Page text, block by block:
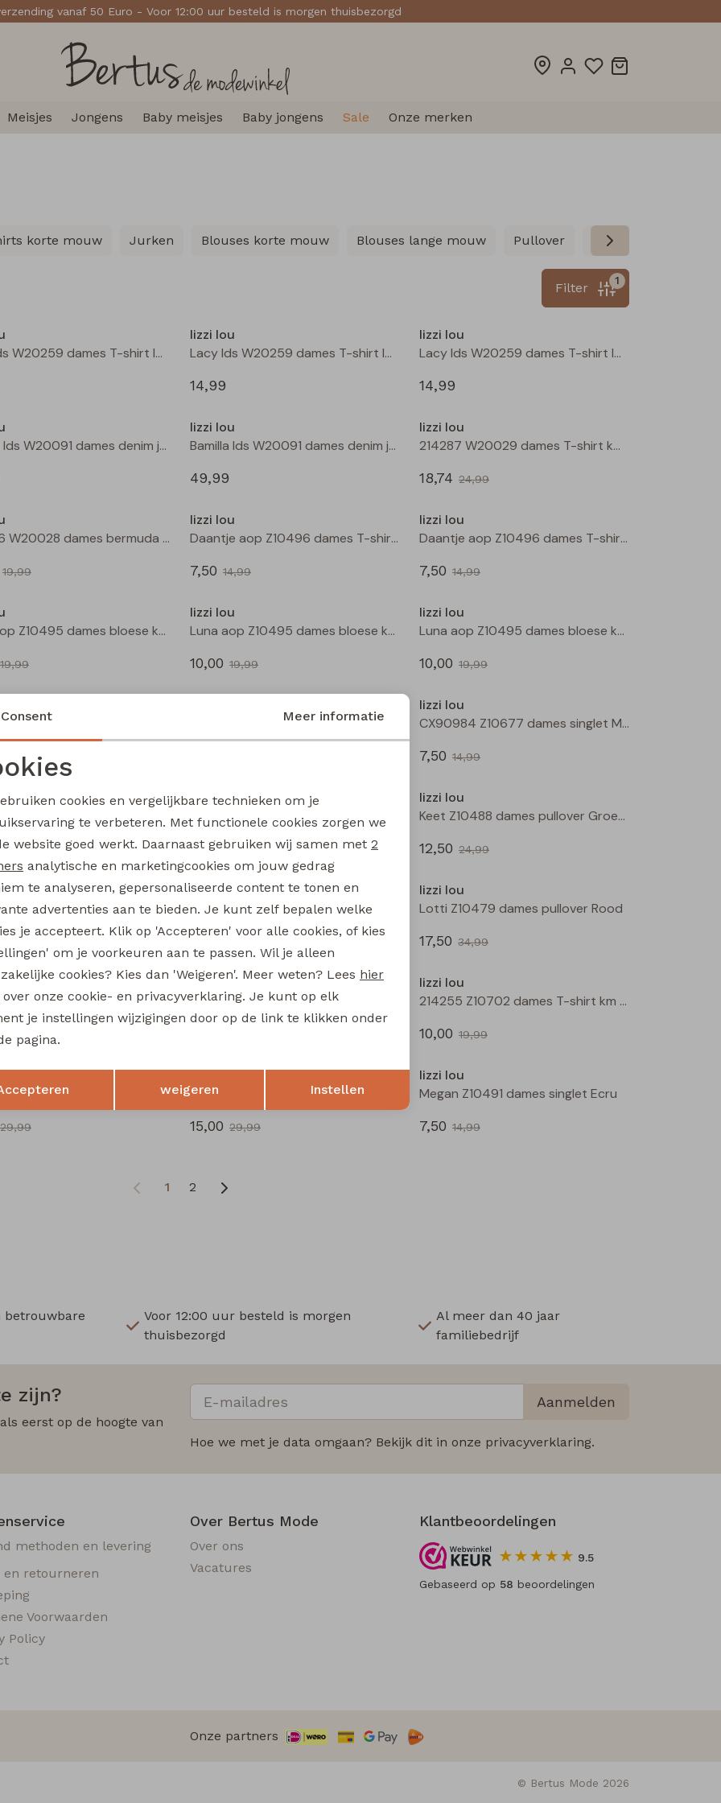
vanaf 50 Euro - Voor 12:00 uur besteld is morgen thuisbezorgd
Meisjes Jongens Baby meisjes Baby jongens Sale Onze merken
korte mouw Jurken Blouses korte mouw Blouses lange mouw Pullover Vesten
1
Filter
Lacy lds W20259 dames T-shirt lm Kit
lizzi lou
Lacy lds W20259 dames T-shirt lm Bruin donker
14,99
lizzi lou
Lacy lds W20259 dames T-shirt lm Wijnrood
14,99
Bamilla lds W20091 dames denim jack Kit
lizzi lou
Bamilla lds W20091 dames denim jack Bruin
49,99
lizzi lou
214287 W20029 dames T-shirt km Wijnrood
18,74 24,99
601976 W20028 dames bermuda Marine
19,99
lizzi lou
Daantje aop Z10496 dames T-shirt km Zwart
7,50 14,99
lizzi lou
Daantje aop Z10496 dames T-shirt km Kit
7,50 14,99
Luna aop Z10495 dames bloese km Zwart
19,99
lizzi lou
Luna aop Z10495 dames bloese km Kit
10,00 19,99
lizzi lou
Luna aop Z10495 dames bloese km Marine
10,00 19,99
17,99
lizzi lou
CX90984 Z10677 dames singlet Mos
7,50 14,99
24,99
lizzi lou
12,50 24,99
lizzi lou
Keet Z10488 dames pullover Groen mos
12,50 24,99
dames pullover Kit
34,99
lizzi lou
17,50
lizzi lou
Lotti Z10479 dames pullover Rood
17,50 34,99
Sale
Pippa Z10480 dames gilet/hes Blauw licht
29,99
lizzi lou
lizzi lou
214255 Z10702 dames T-shirt km Kit
10,00 19,99
LW40606 Z10676 dames rok kort Mos
29,99
lizzi lou
15,00 29,99
lizzi lou
Megan Z10491 dames singlet Ecru
7,50 14,99
1 2
betrouwbare
Voor 12:00 uur besteld is morgen
thuisbezorgd
Al meer dan 40 jaar
familiebedrijf
zijn?
eerst op de hoogte van
Aanmelden
Hoe we met je data omgaan? Bekijk dit in onze privacyverklaring.
methoden en levering
en retourneren
Voorwaarden
Policy
Over Bertus Mode
Over ons
Vacatures
Klantbeoordelingen
9.5
Gebaseerd op 58 beoordelingen
Onze partners
© Bertus Mode 2026
cookies
cookies Marketing cookies
Terug Opslaan
Consent Meer informatie
cookies en vergelijkbare technieken om je
te verbeteren. Met functionele cookies zorgen we
website goed werkt. Daarnaast gebruiken wij samen met 2
analytische en marketingcookies om jouw gedrag
te analyseren, gepersonaliseerde content te tonen en
advertenties aan te bieden. Je kunt zelf bepalen welke
je accepteert. Klik op 'Accepteren' voor alle cookies, of kies
om je voorkeuren aan te passen. Wil je alleen
cookies? Kies dan 'Weigeren'. Meer weten? Lees hier
over onze cookie- en privacyverklaring. Je kunt op elk
je instellingen wijzigingen door op de link te klikken onder
pagina.
weigeren Instellen